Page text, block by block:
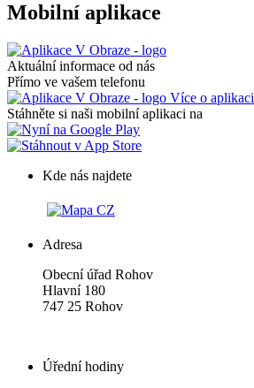
Mobilní aplikace
Aktuální informace od nás
Přímo ve vašem telefonu
Více o aplikaci
Stáhněte si naši mobilní aplikaci na
Kde nás najdete
Adresa
Obecní úřad Rohov
Hlavní 180
747 25 Rohov
Úřední hodiny